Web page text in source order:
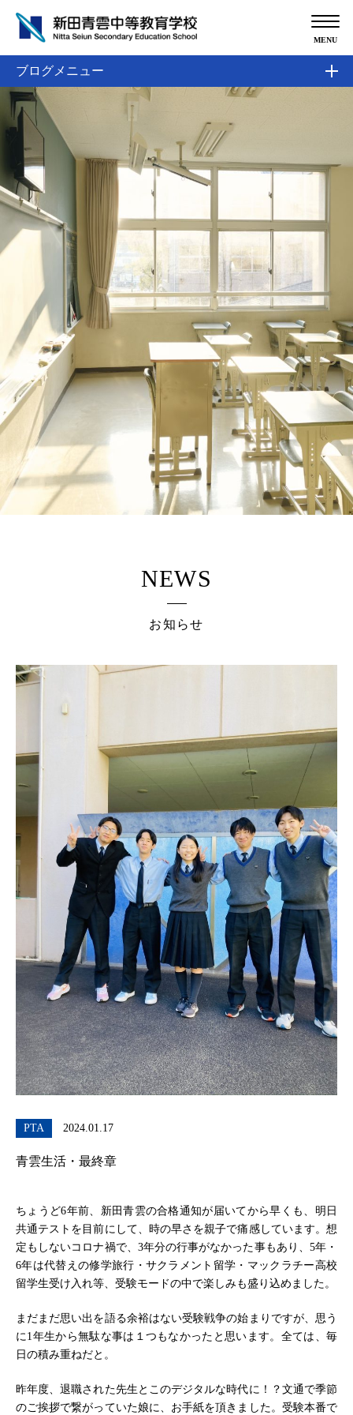
NEWS
お知らせ
PTA 2024.01.17
青雲生活・最終章
ちょうど6年前、新田青雲の合格通知が届いてから早くも、明日
共通テストを目前にして、時の早さを親子で痛感しています。想
定もしないコロナ禍で、3年分の行事がなかった事もあり、5年・
6年は代替えの修学旅行・サクラメント留学・マックラチー高校
留学生受け入れ等、受験モードの中で楽しみも盛り込めました。
まだまだ思い出を語る余裕はない受験戦争の始まりですが、思う
に1年生から無駄な事は１つもなかったと思います。全ては、毎
日の積み重ねだと。
昨年度、退職された先生とこのデジタルな時代に！？文通で季節
のご挨拶で繋がっていた娘に、お手紙を頂きました。受験本番で